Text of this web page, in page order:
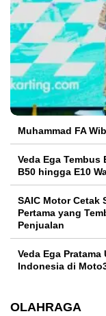
Muhammad FA
Veda Ega Tembus
B50 hingga E10
SAIC Motor Cetak
Pertama yang
Penjualan
Veda Ega
Indonesia di
OLAHRAGA